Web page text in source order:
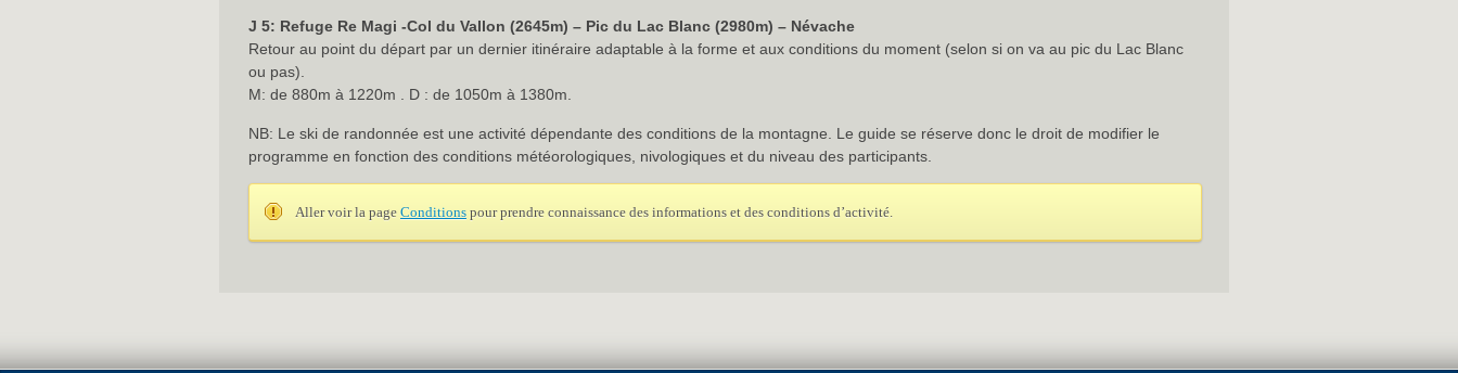
J 5: Refuge Re Magi -Col du Vallon (2645m) – Pic du Lac Blanc (2980m) – Névache
Retour au point du départ par un dernier itinéraire adaptable à la forme et aux conditions du moment (selon si on va au pic du Lac Blanc
ou pas).
M: de 880m à 1220m . D : de 1050m à 1380m.
NB: Le ski de randonnée est une activité dépendante des conditions de la montagne. Le guide se réserve donc le droit de modifier le
programme en fonction des conditions météorologiques, nivologiques et du niveau des participants.
Aller voir la page Conditions pour prendre connaissance des informations et des conditions d’activité.